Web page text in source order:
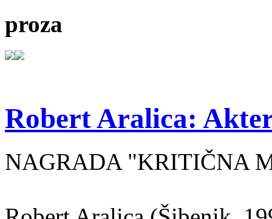
proza
Robert Aralica:
NAGRADA "KRITIČNA